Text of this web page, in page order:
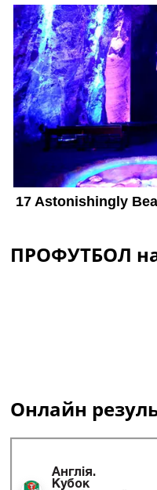
ПРОФУТБОЛ
Онлайн